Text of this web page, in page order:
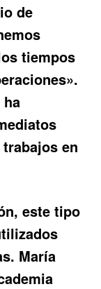
de
tiempos
en
este tipo
María